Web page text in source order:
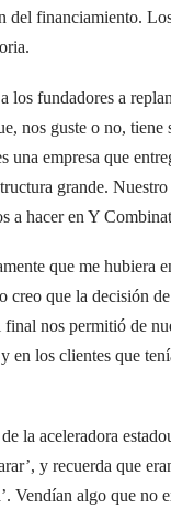
del financiamiento.
los fundadores a
nos guste o no, tiene
una empresa que
grande.
a hacer en Y
que me hubiera
creo que la decisión
final nos permitió de
en los clientes que
la aceleradora
y recuerda que
Vendían algo que no